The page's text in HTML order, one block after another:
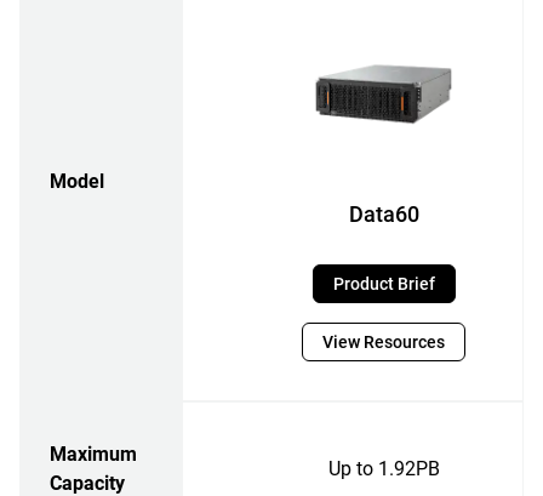
Model
Data60
Product Brief
View Resources
Maximum
Capacity
Up to 1.92PB